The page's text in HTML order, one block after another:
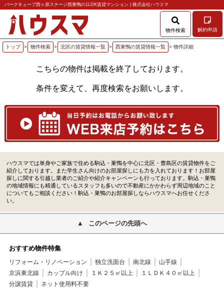
パークキューブ西ヶ原ステージ西巣鴨の1LDK賃貸マンション | 株式会社ハウスマ
物件検索 解約申請
トップ > 物件検索 > 北区の賃貸情報一覧 > 西巣鴨の賃貸情報一覧 > 物件詳細
こちらの物件は掲載を終了しております。
条件を変えて、再度検索をお願いします。
ハウスマでは単身やご家族で住める駒込・巣鴨を中心に北区・豊島区の賃貸物件をご
紹介しております。また学生さん向けのお部屋探しにも力を入れております！お部屋
探しに関する引越し業者のご紹介や紹介キャンペーンも行っております。駒込・巣鴨
の地域情報にも精通しているスタッフも多いので不動産にかかわらず周辺地域のこと
についてもご相談ください！駒込・巣鴨のお部屋探しならハウスマへお任せくださ
い。
このページの先頭へ
おすすめ物件特集
リフォーム・リノベーション 独立洗面台 南北線
山手線
京浜東北線
カップル向け １Ｋ２５㎡以上
１ＬＤＫ４０㎡以上
分譲賃貸
ネット使用料不要